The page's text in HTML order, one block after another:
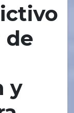
de
y